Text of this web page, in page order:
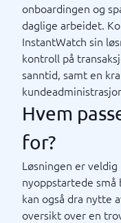
onboardingen og
daglige arbeidet.
InstantWatch sin
kontroll på
sanntid, samt en
Hvem
for?
Løsningen er
nyoppstartede
kan også dra nytte
oversikt over en